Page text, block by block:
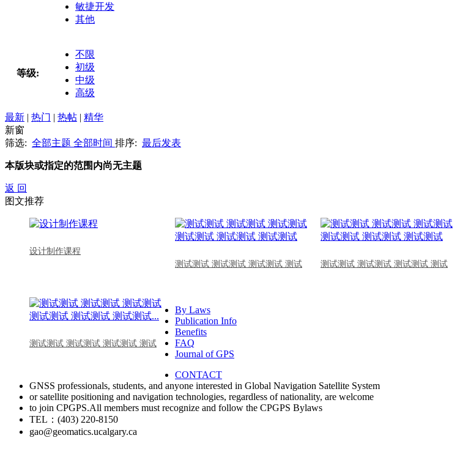
敏捷开发
其他
等级:
不限
初级
中级
高级
最新 | 热门 | 热帖 | 精华
新窗
筛选: 全部主题 全部时间 排序: 最后发表
本版块或指定的范围内尚无主题
返 回
图文推荐
设计制作课程
测试测试 测试测试 测试测试 测试
测试测试 测试测试 测试测试 测试
测试测试 测试测试 测试测试 测试
By Laws
Publication Info
Benefits
FAQ
Journal of GPS
CONTACT
GNSS professionals, students, and anyone interested in Global Navigation Satellite System
or satellite positioning and navigation technologies, regardless of nationality, are welcome
to join CPGPS.All members must recognize and follow the CPGPS Bylaws
TEL：(403) 220-8150
gao@geomatics.ucalgary.ca